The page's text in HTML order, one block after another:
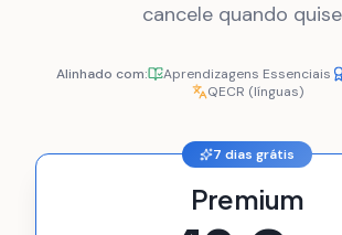
cancele quando
Alinhado com: Aprendizagens Essenciais
QECR (línguas)
7 dias grátis
Premium